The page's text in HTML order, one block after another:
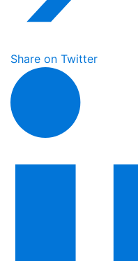
Share on Twitter